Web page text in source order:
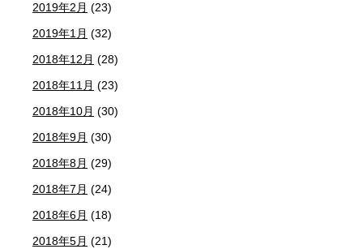
2019年2月 (23)
2019年1月 (32)
2018年12月 (28)
2018年11月 (23)
2018年10月 (30)
2018年9月 (30)
2018年8月 (29)
2018年7月 (24)
2018年6月 (18)
2018年5月 (21)